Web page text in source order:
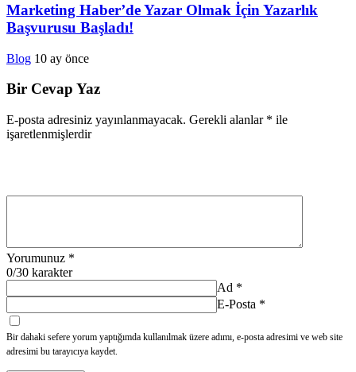
Marketing Haber’de Yazar Olmak İçin Yazarlık
Başvurusu Başladı!
Blog 10 ay önce
Bir Cevap Yaz
E-posta adresiniz yayınlanmayacak. Gerekli alanlar * ile
işaretlenmişlerdir
Yorumunuz *
0/30 karakter
Ad *
E-Posta *
Bir dahaki sefere yorum yaptığımda kullanılmak üzere adımı, e-posta adresimi ve web site
adresimi bu tarayıcıya kaydet.